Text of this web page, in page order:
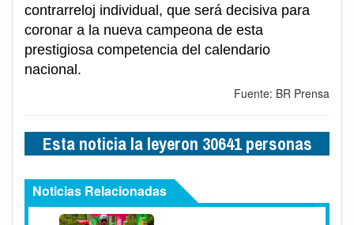
contrarreloj individual, que será decisiva para
coronar a la nueva campeona de esta
prestigiosa competencia del calendario
nacional.
Fuente: BR Prensa
Esta noticia la leyeron 30641 personas
Noticias Relacionadas